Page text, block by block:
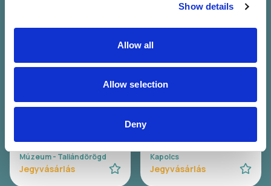
Show details
Allow all
Allow selection
Deny
Panoráma Színpad -
Kapolcs
Lőtér x Közlekedési
Múzeum - Taliándörögd
Jegyvásárlás
Carson Coma
Panoráma Színpad -
Kapolcs
Jegyvásárlás